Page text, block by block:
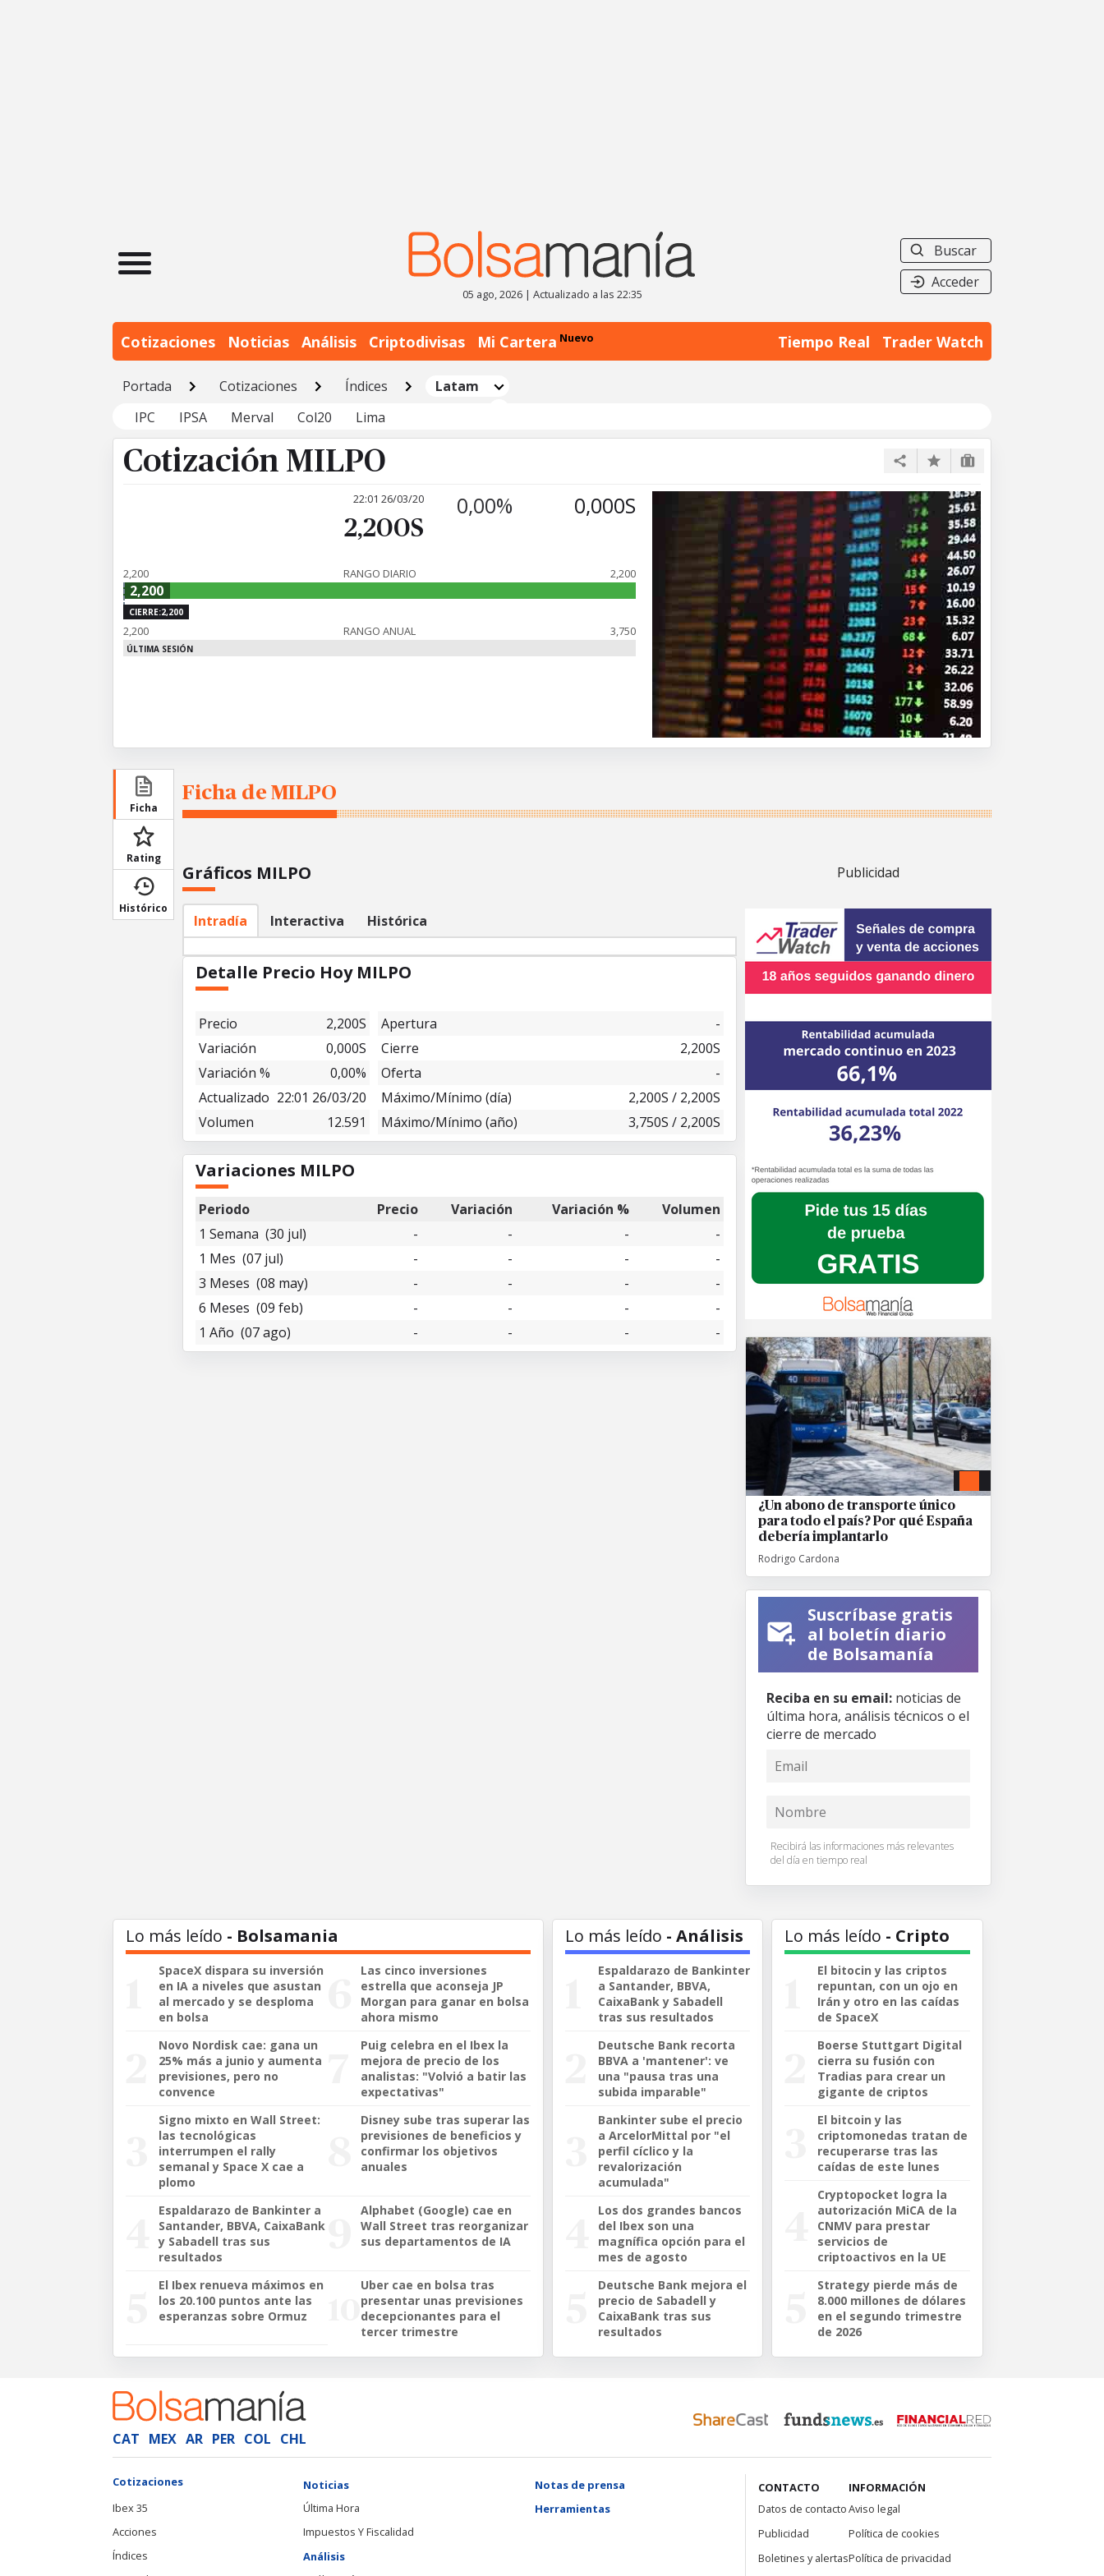
05 ago, 2026 | Actualizado a las 22:35
Buscar
Acceder
Cotizaciones Noticias Análisis Criptodivisas Mi Cartera Nuevo Tiempo Real Trader Watch
Portada Cotizaciones Índices
Latam
IPC
IPSA Merval Col20 Lima
Cotización MILPO
22:01 26/03/20
2,200S
0,00% 0,000S
RANGO DIARIO
2,200 2,200
CIERRE:2,200
2,200
RANGO ANUAL
2,200 3,750
ÚLTIMA SESIÓN
Ficha
Rating
Histórico
Ficha de MILPO
Gráficos MILPO
Intradía Interactiva Histórica
Detalle Precio Hoy MILPO
Precio
2,200S
Variación
0,000S
Variación %
0,00%
Actualizado 22:01 26/03/20
Volumen
12.591
Apertura
-
Cierre
2,200S
Oferta
-
Máximo/Mínimo (día)
2,200S / 2,200S
Máximo/Mínimo (año)
3,750S / 2,200S
Variaciones MILPO
Periodo Precio Variación Variación %
Volumen
1 Semana (30 jul)
- - -
-
1 Mes (07 jul)
- - -
-
3 Meses (08 may)
- - -
-
6 Meses (09 feb)
- - -
-
1 Año (07 ago)
- - - -
Publicidad
¿Un abono de transporte único
para todo el país? Por qué España
debería implantarlo
Rodrigo Cardona
Suscríbase gratis
al boletín diario
de Bolsamanía
Reciba en su email: noticias de
última hora, análisis técnicos o el
cierre de mercado
Recibirá las informaciones más relevantes
del día en tiempo real
Lo más leído - Bolsamania
SpaceX dispara su inversión
en IA a niveles que asustan
al mercado y se desploma
en bolsa
Novo Nordisk cae: gana un
25% más a junio y aumenta
previsiones, pero no
convence
Signo mixto en Wall Street:
las tecnológicas
interrumpen el rally
semanal y Space X cae a
plomo
Espaldarazo de Bankinter a
Santander, BBVA, CaixaBank
y Sabadell tras sus
resultados
El Ibex renueva máximos en
los 20.100 puntos ante las
esperanzas sobre Ormuz
Las cinco inversiones
estrella que aconseja JP
Morgan para ganar en bolsa
ahora mismo
Puig celebra en el Ibex la
mejora de precio de los
analistas: "Volvió a batir las
expectativas"
Disney sube tras superar las
previsiones de beneficios y
confirmar los objetivos
anuales
Alphabet (Google) cae en
Wall Street tras reorganizar
sus departamentos de IA
Uber cae en bolsa tras
presentar unas previsiones
decepcionantes para el
tercer trimestre
Lo más leído - Análisis
Espaldarazo de Bankinter
a Santander, BBVA,
CaixaBank y Sabadell
tras sus resultados
Deutsche Bank recorta
BBVA a 'mantener': ve
una "pausa tras una
subida imparable"
Bankinter sube el precio
a ArcelorMittal por "el
perfil cíclico y la
revalorización
acumulada"
Los dos grandes bancos
del Ibex son una
magnífica opción para el
mes de agosto
Deutsche Bank mejora el
precio de Sabadell y
CaixaBank tras sus
resultados
Lo más leído - Cripto
El bitocin y las criptos
repuntan, con un ojo en
Irán y otro en las caídas
de SpaceX
Boerse Stuttgart Digital
cierra su fusión con
Tradias para crear un
gigante de criptos
El bitcoin y las
criptomonedas tratan de
recuperarse tras las
caídas de este lunes
Cryptopocket logra la
autorización MiCA de la
CNMV para prestar
servicios de
criptoactivos en la UE
Strategy pierde más de
8.000 millones de dólares
en el segundo trimestre
de 2026
CAT MEX AR PER COL CHL
Cotizaciones
Ibex 35
Acciones
Índices
Noticias
Última Hora
Impuestos Y Fiscalidad
Análisis
Notas de prensa
Herramientas
CONTACTO
Datos de contacto
Publicidad
Boletines y alertas
INFORMACIÓN
Aviso legal
Política de cookies
Política de privacidad